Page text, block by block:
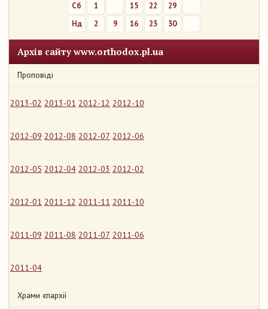
Сб
1 15 22
29
Нд
2 9 16 23 30
Архів сайту www.orthodox.pl.ua
Проповіді
2013-02 2013-01 2012-12 2012-10
2012-09 2012-08 2012-07 2012-06
2012-05 2012-04 2012-03 2012-02
2012-01 2011-12 2011-11 2011-10
2011-09 2011-08 2011-07 2011-06
2011-04
Храми єпархії